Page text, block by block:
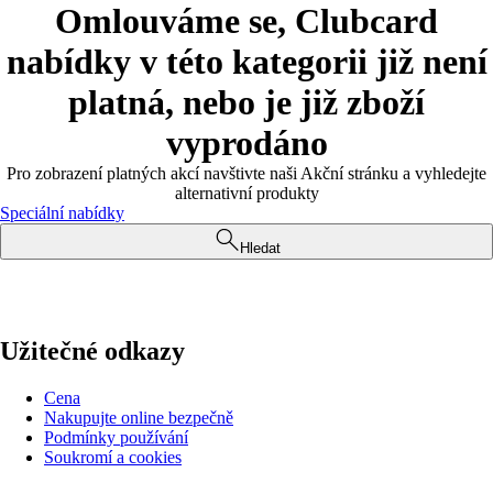
Omlouváme se, Clubcard
nabídky v této kategorii již není
platná, nebo je již zboží
vyprodáno
Pro zobrazení platných akcí navštivte naši Akční stránku a vyhledejte
alternativní produkty
Speciální nabídky
Hledat
Užitečné odkazy
Cena
Nakupujte online bezpečně
Podmínky používání
Soukromí a cookies